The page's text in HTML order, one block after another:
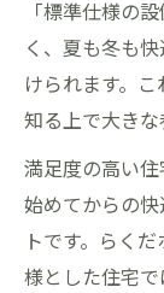
「標準仕様の
く、夏も冬も
けられます。
知る上で大きな
満足度の高い
始めてからの
トです。らく
様とした住宅